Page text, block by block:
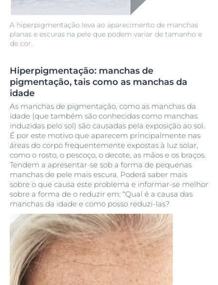
A hiperpigmentação leva ao aparecimento de manchas
planas e escuras na pele que podem variar de tamanho e
de cor.
Hiperpigmentação: manchas de
pigmentação, tais como as manchas da
idade
As manchas de pigmentação, como as manchas da
idade (que também são conhecidas como manchas
induzidas pelo sol) são causadas pela exposição ao sol.
É por este motivo que aparecem principalmente nas
áreas do corpo frequentemente expostas à luz solar,
como o rosto, o pescoço, o decote, as mãos e os braços.
Tendem a apresentar-se sob a forma de pequenas
manchas de pele mais escura. Poderá saber mais
sobre o que causa este problema e informar-se melhor
sobre a forma de o reduzir em: “Qual é a causa das
manchas da idade e como posso reduzi-las?